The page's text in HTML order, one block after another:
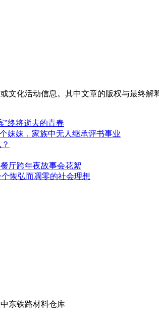
文化活动信息。其中文章的版权与最终解
”终将逝去的青春
妹妹，家族中无人继承评书事业
厅跨年夜故事会花絮
恢弘而凋零的社会理想